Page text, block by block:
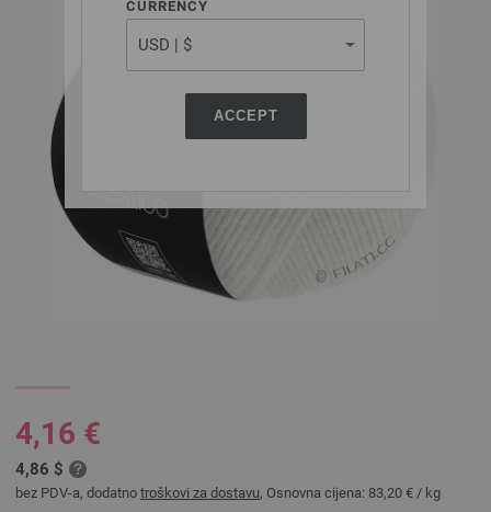
CURRENCY
ACCEPT
4,16 €
4,86 $
bez PDV-a, dodatno troškovi za dostavu, Osnovna cijena: 83,20 € / kg